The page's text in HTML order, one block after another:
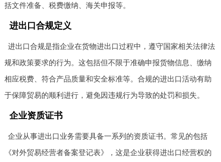
括文件准备、税费缴纳、海关申报等。
进出口合规定义
进出口合规是指企业在货物进出口过程中，遵守国家相关法律法
规和政策要求的行为。这包括但不限于准确申报货物信息、缴纳
相应税费、符合产品质量和安全标准等。合规的进出口活动有助
于保障贸易的顺利进行，避免因违规行为导致的处罚和损失。
企业资质证书
企业从事进出口业务需要具备一系列的资质证书。常见的包括
《对外贸易经营者备案登记表》，这是企业获得进出口经营权的